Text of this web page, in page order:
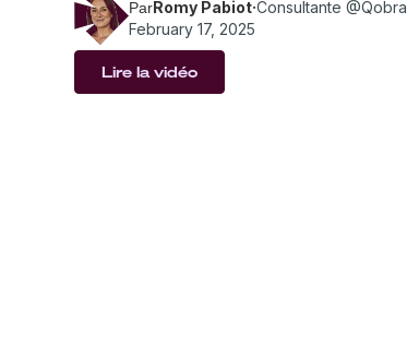
ParRomy Pabiot·Consultante @Qobra
February 17, 2025
Lire la vidéo